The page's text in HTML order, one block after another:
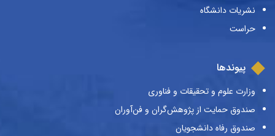
نشریات دانشگاه
حراست
پیوندها
وزارت علوم و تحقیقات و فناوری
صندوق حمایت از پژوهش‌گران و فن‌آوران
صندوق رفاه دانشجویان